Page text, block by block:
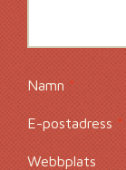
Namn*
E-postadress *
Webbplats